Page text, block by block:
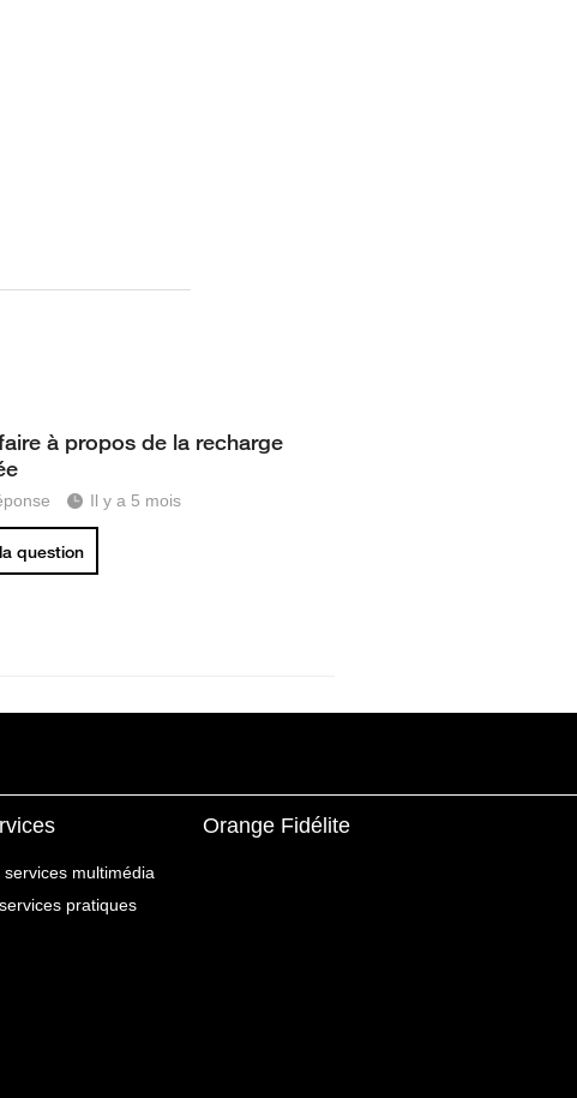
à propos de la recharge
Il y a 5 mois
question
services multimédia
pratiques
Orange Fidélite